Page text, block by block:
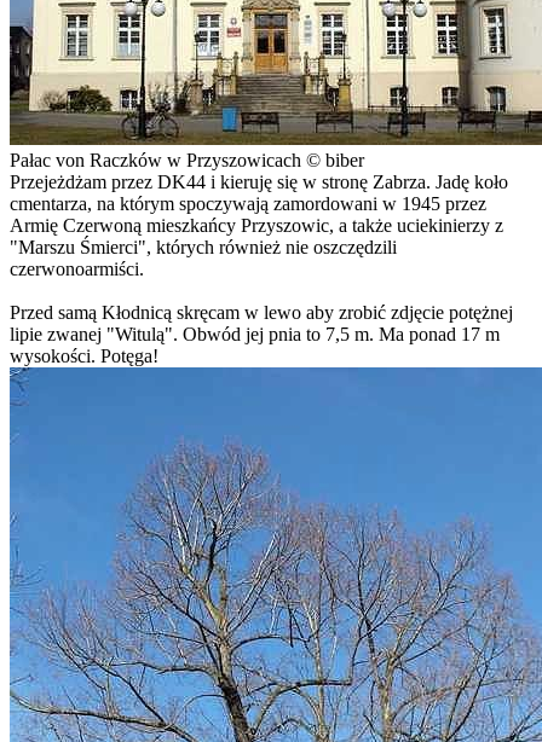
Pałac von Raczków w Przyszowicach © biber
Przejeżdżam przez DK44 i kieruję się w stronę Zabrza. Jadę koło
cmentarza, na którym spoczywają zamordowani w 1945 przez
Armię Czerwoną mieszkańcy Przyszowic, a także uciekinierzy z
"Marszu Śmierci", których również nie oszczędzili
czerwonoarmiści.
Przed samą Kłodnicą skręcam w lewo aby zrobić zdjęcie potężnej
lipie zwanej "Witulą". Obwód jej pnia to 7,5 m. Ma ponad 17 m
wysokości. Potęga!